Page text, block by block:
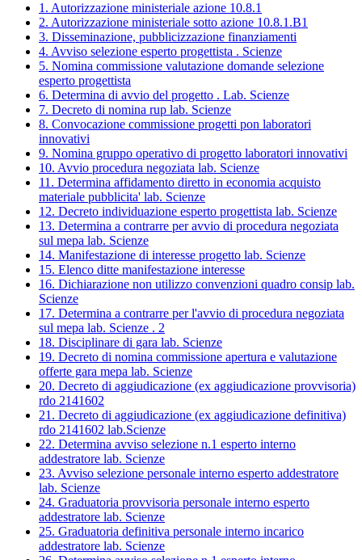
1. Autorizzazione ministeriale azione 10.8.1
2. Autorizzazione ministeriale sotto azione 10.8.1.B1
3. Disseminazione, pubblicizzazione finanziamenti
4. Avviso selezione esperto progettista . Scienze
5. Nomina commissione valutazione domande selezione
esperto progettista
6. Determina di avvio del progetto . Lab. Scienze
7. Decreto di nomina rup lab. Scienze
8. Convocazione commissione progetti pon laboratori
innovativi
9. Nomina gruppo operativo di progetto laboratori innovativi
10. Avvio procedura negoziata lab. Scienze
11. Determina affidamento diretto in economia acquisto
materiale pubblicita' lab. Scienze
12. Decreto individuazione esperto progettista lab. Scienze
13. Determina a contrarre per avvio di procedura negoziata
sul mepa lab. Scienze
14. Manifestazione di interesse progetto lab. Scienze
15. Elenco ditte manifestazione interesse
16. Dichiarazione non utilizzo convenzioni quadro consip lab.
Scienze
17. Determina a contrarre per l'avvio di procedura negoziata
sul mepa lab. Scienze . 2
18. Disciplinare di gara lab. Scienze
19. Decreto di nomina commissione apertura e valutazione
offerte gara mepa lab. Scienze
20. Decreto di aggiudicazione (ex aggiudicazione provvisoria)
rdo 2141602
21. Decreto di aggiudicazione (ex aggiudicazione definitiva)
rdo 2141602 lab.Scienze
22. Determina avviso selezione n.1 esperto interno
addestratore lab. Scienze
23. Avviso selezione personale interno esperto addestratore
lab. Scienze
24. Graduatoria provvisoria personale interno esperto
addestratore lab. Scienze
25. Graduatoria definitiva personale interno incarico
addestratore lab. Scienze